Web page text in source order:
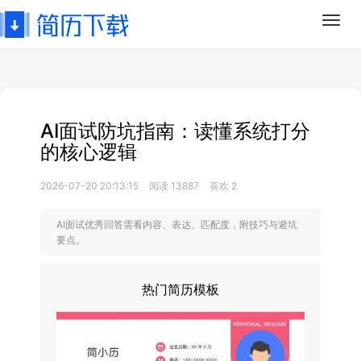
AI面试防坑指南：读懂系统打分
的核心逻辑
2026-07-20 20:13:15 阅读 13887 喜欢 2
AI面试优秀回答需看内容、表达、匹配度，附技巧与避坑
要点。
热门简历模板